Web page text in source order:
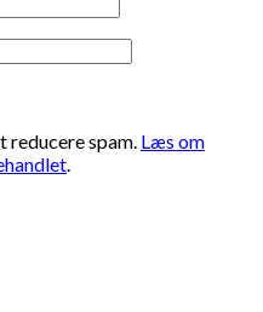
spam. Læs om